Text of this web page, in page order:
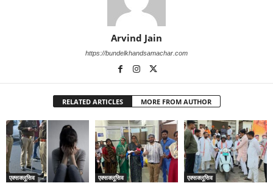
Arvind Jain
https://bundelkhandsamachar.com
RELATED ARTICLES MORE FROM AUTHOR
एक्सक्लूसिव एक्सक्लूसिव एक्सक्लूसिव